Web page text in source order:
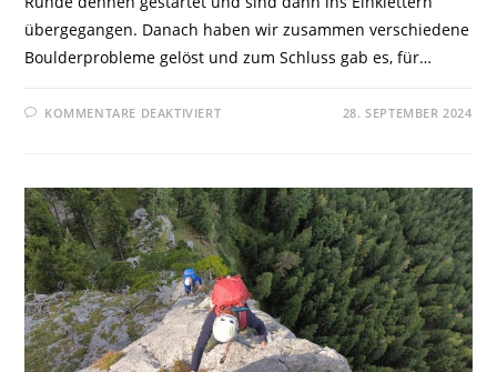
übergegangen. Danach haben wir zusammen verschiedene
Boulderprobleme gelöst und zum Schluss gab es, für…
KOMMENTARE DEAKTIVIERT 28. SEPTEMBER 2024